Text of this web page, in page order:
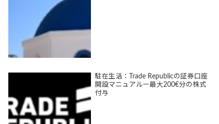
駐在生活：Trade Republicの証券口座
開設マニュアルー最大200€分の株式
付与